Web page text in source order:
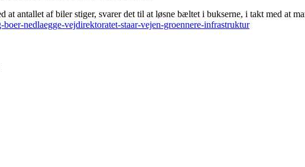
at antallet af biler stiger, svarer det til at løsne bæltet i bukserne, i takt med at
nedlaegge-vejdirektoratet-staar-vejen-groennere-infrastruktur